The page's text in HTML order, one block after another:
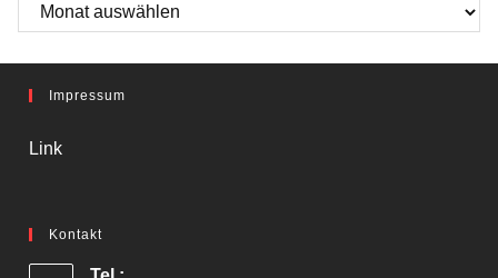
Archiv
Impressum
Link
Kontakt